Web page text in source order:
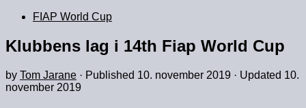
FIAP World Cup
Klubbens lag i 14th Fiap World Cup
by Tom Jarane · Published 10. november 2019 · Updated 10.
november 2019